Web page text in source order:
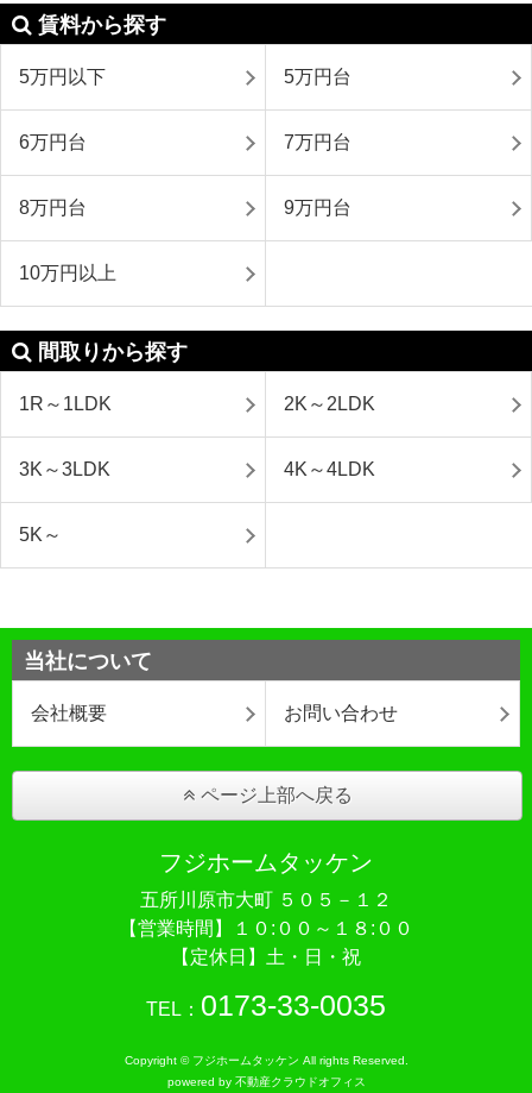
賃料から探す
5万円以下 5万円台
6万円台 7万円台
8万円台 9万円台
10万円以上
間取りから探す
1R～1LDK 2K～2LDK
3K～3LDK 4K～4LDK
5K～
当社について
会社概要 お問い合わせ
ページ上部へ戻る
フジホームタッケン
五所川原市大町 ５０５－１２
【営業時間】１０:００～１８:００
【定休日】土・日・祝
TEL： 0173-33-0035
Copyright © フジホームタッケン All rights Reserved.
powered by 不動産クラウドオフィス